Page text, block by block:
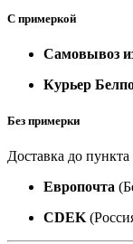
С примеркой
Самовывоз
Курьер
Без примерки
Доставка до
Европочта
CDEK